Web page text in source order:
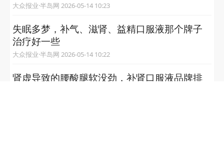
大众报业·半岛网 2026-05-14 10:23
失眠多梦，补气、滋肾、益精口服液那个牌子
治疗好一些
大众报业·半岛网 2026-05-14 10:22
肾虚导致的腰酸腿软没劲，补肾口服液品牌排